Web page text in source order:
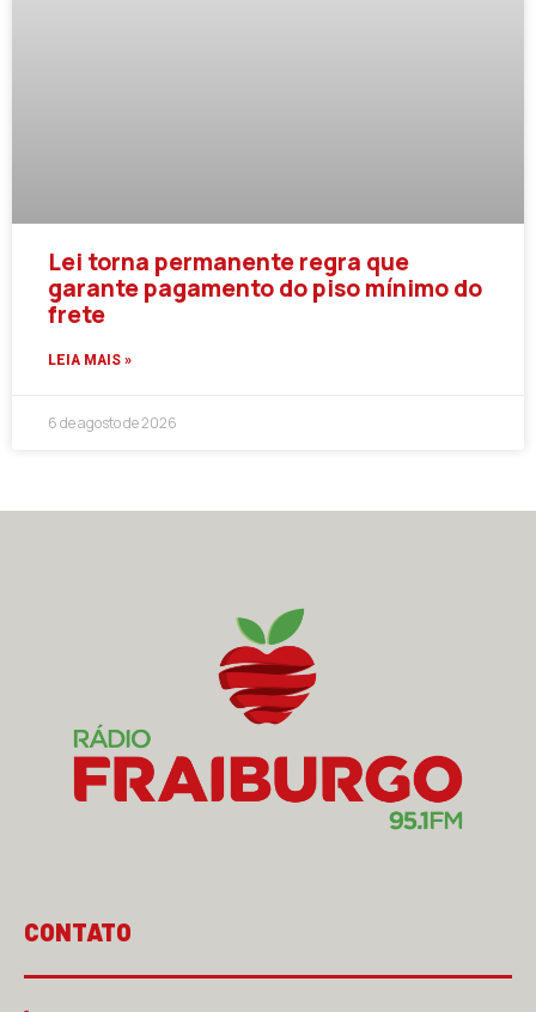
Lei torna permanente regra que
garante pagamento do piso mínimo do
frete
LEIA MAIS »
6 de agosto de 2026
CONTATO